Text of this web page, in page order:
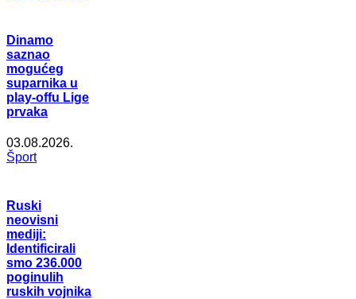
Dinamo
saznao
mogućeg
suparnika u
play-offu Lige
prvaka
03.08.2026.
Šport
Ruski
neovisni
mediji:
Identificirali
smo 236.000
poginulih
ruskih vojnika